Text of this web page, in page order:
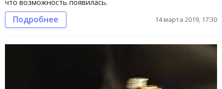
Подробнее 14 марта 2019, 17:30